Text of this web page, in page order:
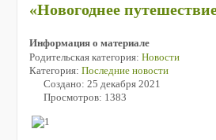
«Новогоднее
Информация о материале
Родительская категория: Новости
Категория: Последние новости
Создано: 25 декабря 2021
Просмотров: 1383